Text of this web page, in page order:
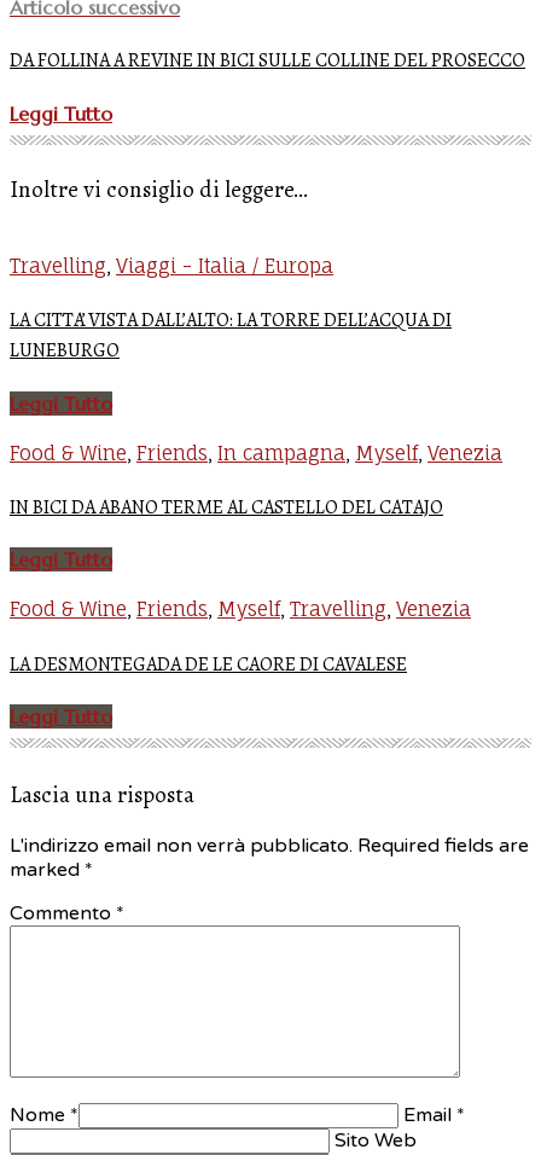
Articolo successivo
DA FOLLINA A REVINE IN BICI SULLE COLLINE DEL PROSECCO
Leggi Tutto
Inoltre vi consiglio di leggere...
Travelling, Viaggi - Italia / Europa
LA CITTA’ VISTA DALL’ALTO: LA TORRE DELL’ACQUA DI
LUNEBURGO
Leggi Tutto
Food & Wine, Friends, In campagna, Myself, Venezia
IN BICI DA ABANO TERME AL CASTELLO DEL CATAJO
Leggi Tutto
Food & Wine, Friends, Myself, Travelling, Venezia
LA DESMONTEGADA DE LE CAORE DI CAVALESE
Leggi Tutto
Lascia una risposta
L'indirizzo email non verrà pubblicato. Required fields are
marked *
Commento *
Nome *
Email *
Sito Web